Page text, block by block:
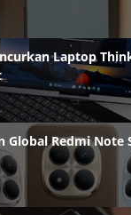
Laptop
Global Redmi Note